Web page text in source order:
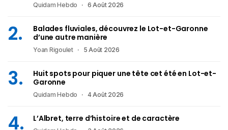
Quidam Hebdo 6 Août 2026
Balades fluviales, découvrez le Lot-et-Garonne
d’une autre manière
Yoan Rigoulet 5 Août 2026
Huit spots pour piquer une tête cet été en Lot-et-
Garonne
Quidam Hebdo 4 Août 2026
L’Albret, terre d’histoire et de caractère